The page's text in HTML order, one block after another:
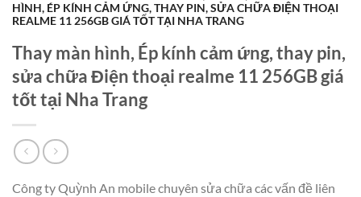
HÌNH, ÉP KÍNH CẢM ỨNG, THAY PIN, SỬA CHỮA ĐIỆN THOẠI
REALME 11 256GB GIÁ TỐT TẠI NHA TRANG
Thay màn hình, Ép kính cảm ứng, thay pin,
sửa chữa Điện thoại realme 11 256GB giá
tốt tại Nha Trang
Công ty Quỳnh An mobile chuyên sửa chữa các vấn đề liên